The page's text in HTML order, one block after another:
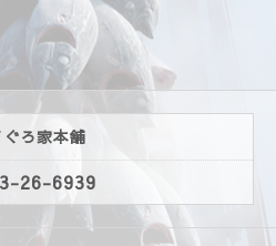
ぐろ家本舗
26-6939